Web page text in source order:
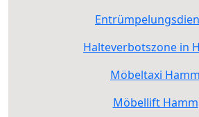
Halteverbotszone in
Möbeltaxi Hamm
Möbellift Hamm